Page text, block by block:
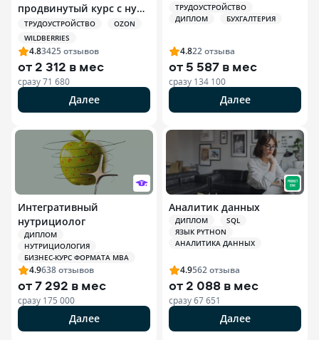
продвинутый курс с нуля
+ ИИ
ТРУДОУСТРОЙСТВО
OZON
WILDBERRIES
4.83425отзывов
от2 312 в мес
сразу71 680
Далее
ТРУДОУСТРОЙСТВО
ДИПЛОМ
БУХГАЛТЕРИЯ
4.822отзыва
от 5 587 в мес
сразу 134 100
Далее
Интегративный
нутрициолог
ДИПЛОМ
НУТРИЦИОЛОГИЯ
БИЗНЕС-КУРС ФОРМАТА MBA
4.9638отзывов
от7 292 в мес
сразу 175 000
Далее
Аналитик данных
ДИПЛОМ
SQL
ЯЗЫК PYTHON
АНАЛИТИКА ДАННЫХ
4.9562отзыва
от2 088 в мес
сразу67 651
Далее